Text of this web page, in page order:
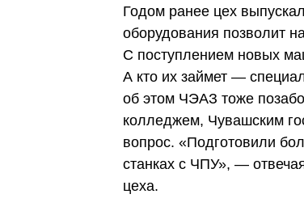
Годом ранее цех
оборудования позволит
С поступлением новых
А кто их займет —
об этом ЧЭАЗ тоже
колледжем, Чувашским
вопрос. «Подготовили
станках с ЧПУ», —
цеха.